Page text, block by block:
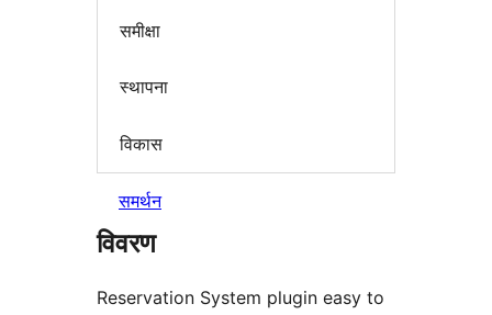
समीक्षा
स्थापना
विकास
समर्थन
विवरण
Reservation System plugin easy to